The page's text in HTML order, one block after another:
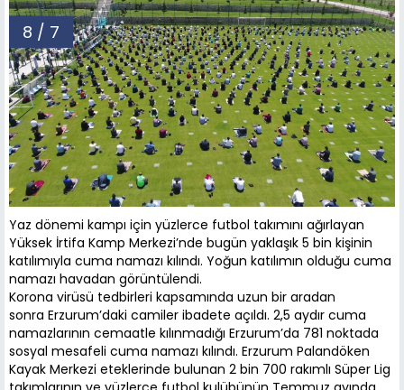
8 / 7
Yaz dönemi kampı için yüzlerce futbol takımını ağırlayan
Yüksek İrtifa Kamp Merkezi’nde bugün yaklaşık 5 bin kişinin
katılımıyla cuma namazı kılındı. Yoğun katılımın olduğu cuma
namazı havadan görüntülendi.
Korona virüsü tedbirleri kapsamında uzun bir aradan
sonra Erzurum’daki camiler ibadete açıldı. 2,5 aydır cuma
namazlarının cemaatle kılınmadığı Erzurum’da 781 noktada
sosyal mesafeli cuma namazı kılındı. Erzurum Palandöken
Kayak Merkezi eteklerinde bulunan 2 bin 700 rakımlı Süper Lig